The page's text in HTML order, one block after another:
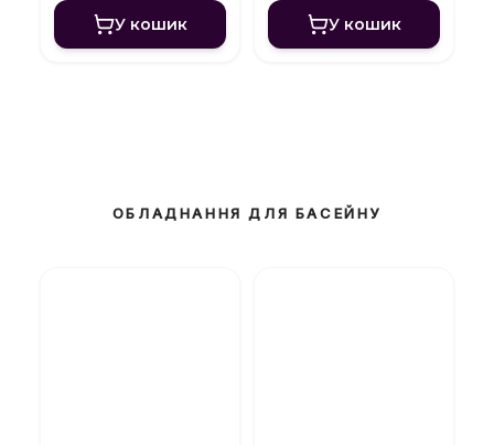
У кошик У кошик
ОБЛАДНАННЯ ДЛЯ БАСЕЙНУ